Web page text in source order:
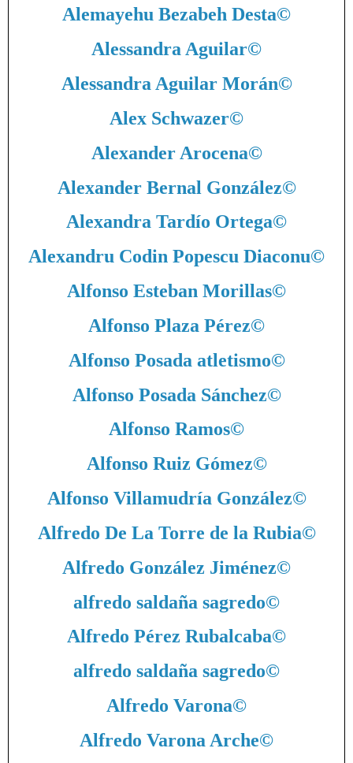
Alemayehu Bezabeh Desta©
Alessandra Aguilar©
Alessandra Aguilar Morán©
Alex Schwazer©
Alexander Arocena©
Alexander Bernal González©
Alexandra Tardío Ortega©
Alexandru Codin Popescu Diaconu©
Alfonso Esteban Morillas©
Alfonso Plaza Pérez©
Alfonso Posada atletismo©
Alfonso Posada Sánchez©
Alfonso Ramos©
Alfonso Ruiz Gómez©
Alfonso Villamudría González©
Alfredo De La Torre de la Rubia©
Alfredo González Jiménez©
alfredo saldaña sagredo©
Alfredo Pérez Rubalcaba©
alfredo saldaña sagredo©
Alfredo Varona©
Alfredo Varona Arche©